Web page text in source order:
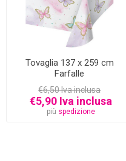
Tovaglia 137 x 259 cm
Farfalle
€6,50 Iva inclusa
€5,90 Iva inclusa
più spedizione